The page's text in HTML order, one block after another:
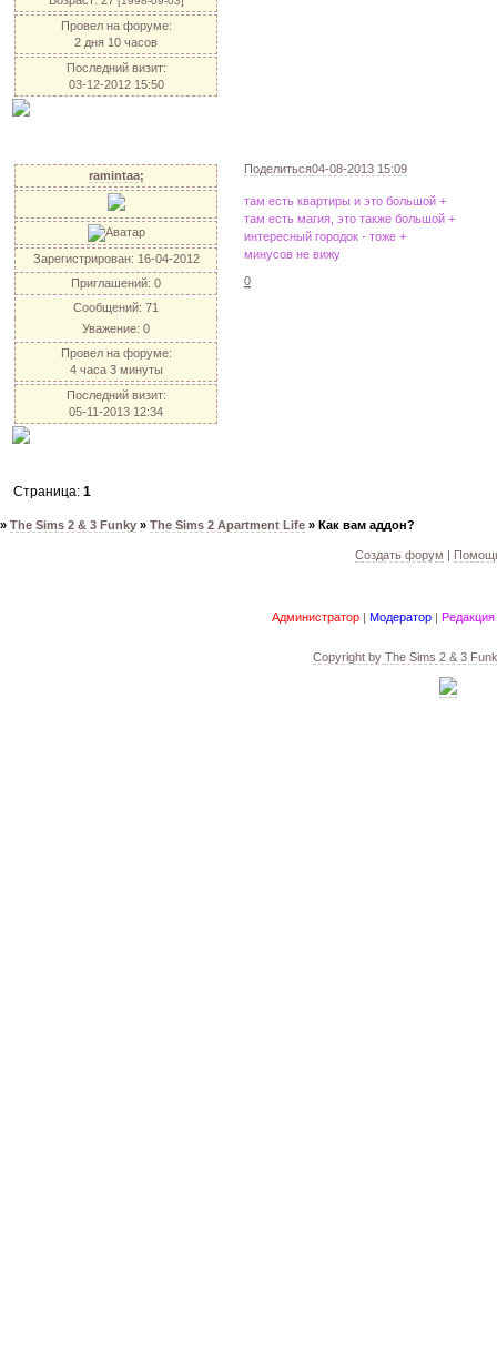
Провел на форуме:
2 дня 10 часов
Последний визит:
03-12-2012 15:50
Поделиться04-08-2013 15:09
ramintaa;
Зарегистрирован: 16-04-2012
Приглашений: 0
Сообщений: 71
Уважение: 0
Провел на форуме:
4 часа 3 минуты
Последний визит:
05-11-2013 12:34
там есть квартиры и это большой +
там есть магия, это также большой +
интересный городок - тоже +
минусов не вижу
0
Страница:1
» The Sims 2 & 3 Funky » The Sims 2 Apartment Life » Как вам аддон?
Создать форум |
Администратор | Модератор | Редакция
Copyright by The Sims 2 & 3